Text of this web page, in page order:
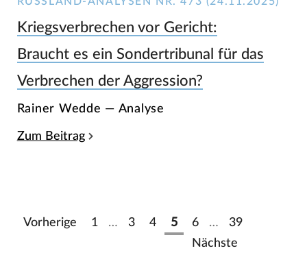
Kriegsverbrechen vor Gericht:
Braucht es ein Sondertribunal für das
Verbrechen der Aggression?
Rainer Wedde — Analyse
Zum Beitrag
Vorherige 1 … 3 4 5 6 …
39
Nächste